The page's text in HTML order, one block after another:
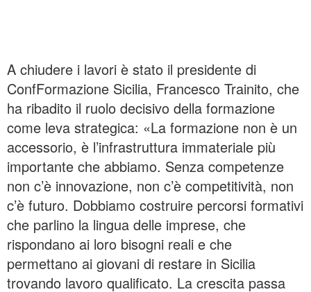
A chiudere i lavori è stato il presidente di
ConfFormazione Sicilia, Francesco Trainito, che
ha ribadito il ruolo decisivo della formazione
come leva strategica: «La formazione non è un
accessorio, è l’infrastruttura immateriale più
importante che abbiamo. Senza competenze
non c’è innovazione, non c’è competitività, non
c’è futuro. Dobbiamo costruire percorsi formativi
che parlino la lingua delle imprese, che
rispondano ai loro bisogni reali e che
permettano ai giovani di restare in Sicilia
trovando lavoro qualificato. La crescita passa